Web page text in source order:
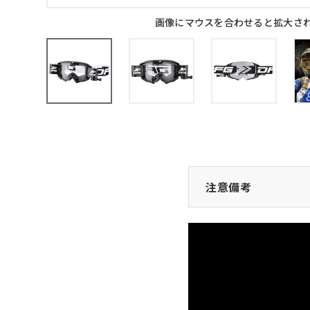
画像にマウスを合わせると拡大さ
注意備考